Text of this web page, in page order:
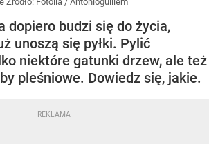
dopiero budzi się do życia,
unoszą się pyłki. Pylić
niektóre gatunki drzew, ale też
pleśniowe. Dowiedz się, jakie.